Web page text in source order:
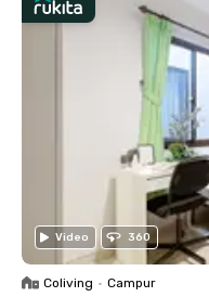
Video 360
Coliving • Campur